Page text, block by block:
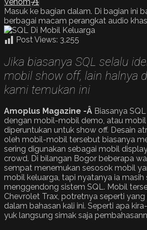
Masuk ke bagian dalam. Di bagian ini
berbagai macam perangkat audio
Post Views: 3,255
Jika biasanya SQL selalu
mobil show off, lain halnya
kami temukan ini
Amoplus Magazine -Â Biasanya
dengan mobil-mobil demo, atau
diperuntukan untuk show off. Desain
oleh mobil-mobil tersebut biasanya
sering digunakan sebagai mobil
crowd. Di bilangan Bogor beberapa
sempat menemukan sesosok mobil
mobil keluarga, tapi nyatanya ia masih
menggendong sistem SQL. Mobil
Chevrolet Trax, potretnya seperti
dalam bahasan kali ini. Seperti apa
yuk langsung simak saja